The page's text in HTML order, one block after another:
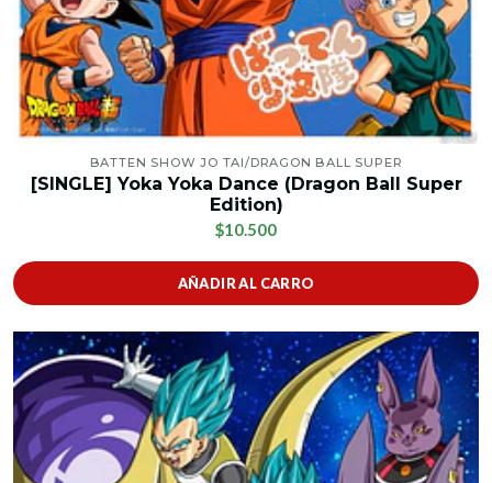
BATTEN SHOW JO TAI/DRAGON BALL SUPER
[SINGLE] Yoka Yoka Dance (Dragon Ball Super
Edition)
$10.500
AÑADIR AL CARRO